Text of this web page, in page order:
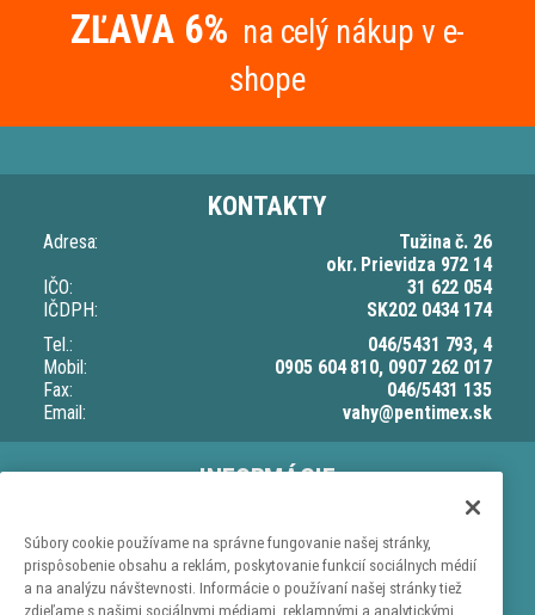
ZĽAVA 6% na celý nákup v e-
shope
KONTAKTY
Adresa:
Tužina č. 26
okr. Prievidza 972 14
IČO:
31 622 054
IČDPH:
SK202 0434 174
Tel.:
046/5431 793, 4
Mobil:
0905 604 810, 0907 262 017
Fax:
046/5431 135
Email:
vahy@pentimex.sk
INFORMÁCIE
Doprava a dodacia lehota
Ochrana osobných údajov
Obchodné podmienky
Súbory cookie používame na správne fungovanie našej stránky,
prispôsobenie obsahu a reklám, poskytovanie funkcií sociálnych médií
a na analýzu návštevnosti. Informácie o používaní našej stránky tiež
zdieľame s našimi sociálnymi médiami, reklamnými a analytickými